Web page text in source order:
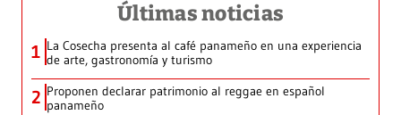
Últimas noticias
1 La Cosecha presenta al café panameño en una experiencia
de arte, gastronomía y turismo
2 Proponen declarar patrimonio al reggae en español
panameño